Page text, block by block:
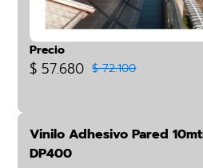
Precio
$ 57.680 $ 72.100
Vinilo Adhesivo Pared
DP400